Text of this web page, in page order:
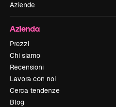
Aziende
Azienda
Prezzi
Chi siamo
Recensioni
Lavora con noi
Cerca tendenze
Blog